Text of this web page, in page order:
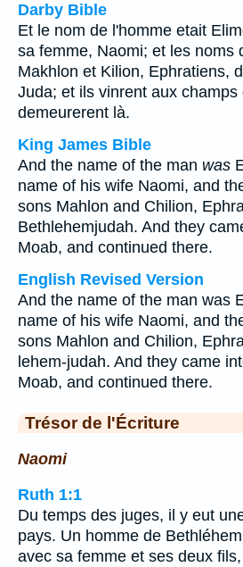
Darby Bible
Et le nom de l'homme etait
sa femme, Naomi; et les noms
Makhlon et Kilion, Ephratiens,
Juda; et ils vinrent aux
demeurerent là.
King James Bible
And the name of the man was
name of his wife Naomi, and
sons Mahlon and Chilion,
Bethlehemjudah. And they
Moab, and continued there.
English Revised Version
And the name of the man was
name of his wife Naomi, and
sons Mahlon and Chilion,
lehem-judah. And they came
Moab, and continued there.
Trésor de l'Écriture
Naomi
Ruth 1:1
Du temps des juges, il y eut
pays. Un homme de
avec sa femme et ses deux